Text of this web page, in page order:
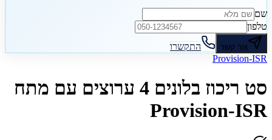
שם
טלפון
צור קשר
התקשרו
Provision-ISR
סט ריכוז בלונים 4 ערוצים עם מתח
Provision-ISR